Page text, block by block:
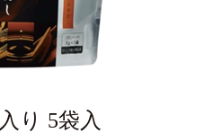
り 5袋入